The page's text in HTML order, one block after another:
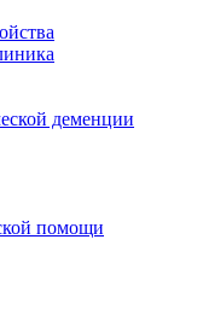
деменции
помощи